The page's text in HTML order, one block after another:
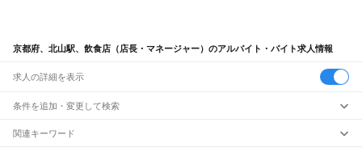
京都府、北山駅、飲食店（店長・マネージャー）のアルバイト・バイト求人情報
求人の詳細を表示
条件を追加・変更して検索
市区町村を追加・変更
関連キーワード